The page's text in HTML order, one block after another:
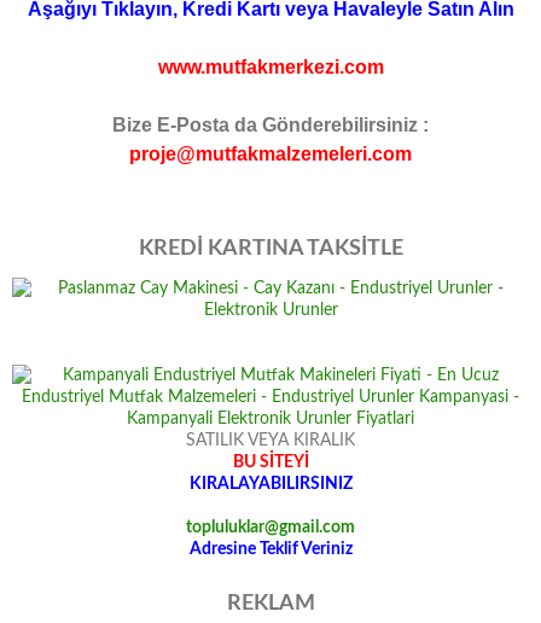
Aşağıyı Tıklayın, Kredi Kartı veya Havaleyle Satın Alın
www.mutfakmerkezi.com
Bize E-Posta da Gönderebilirsiniz :
proje@mutfakmalzemeleri.com
KREDİ KARTINA TAKSİTLE
SATILIK VEYA KIRALIK
BU SİTEYİ
KIRALAYABILIRSINIZ
topluluklar@gmail.com
Adresine Teklif Veriniz
REKLAM